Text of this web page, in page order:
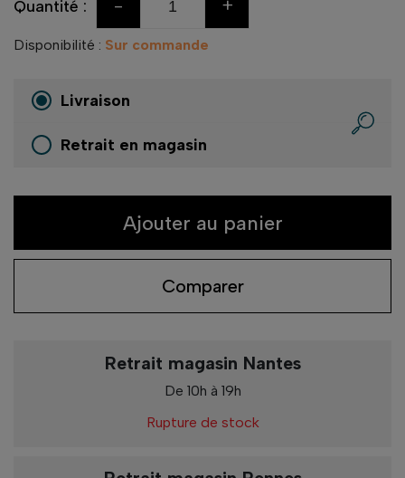
Quantité : - +
Disponibilité : Sur commande
Livraison
Retrait en magasin
Ajouter au panier
Comparer
Retrait magasin Nantes
De 10h à 19h
Rupture de stock